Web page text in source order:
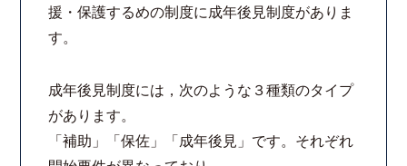
カウンセリング
よくあるご質問
リモート相談
援・保護するめの制度に成年後見制度がありま
す。
成年後見制度には，次のような３種類のタイプ
があります。
「補助」「保佐」「成年後見」です。それぞれ